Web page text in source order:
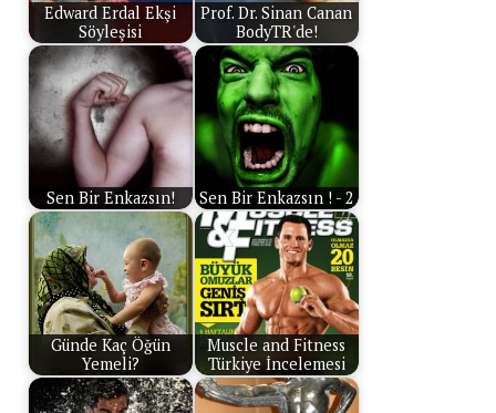
Edward Erdal Ekşi
Söyleşisi
Prof. Dr. Sinan Canan
BodyTR'de!
Sen Bir Enkazsın! Sen Bir Enkazsın ! - 2
Günde Kaç Öğün
Yemeli?
Muscle and Fitness
Türkiye İncelemesi